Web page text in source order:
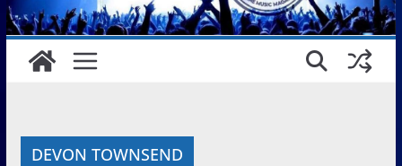
DEVON TOWNSEND